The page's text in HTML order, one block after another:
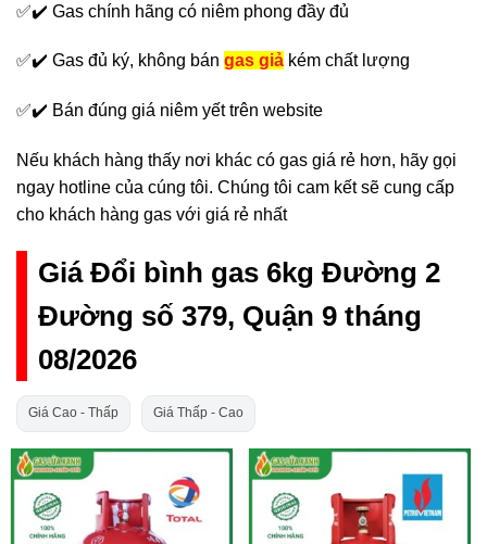
✅✔️ Gas chính hãng có niêm phong đầy đủ
✅✔️ Gas đủ ký, không bán gas giả kém chất lượng
✅✔️ Bán đúng giá niêm yết trên website
Nếu khách hàng thấy nơi khác có gas giá rẻ hơn, hãy gọi
ngay hotline của cúng tôi. Chúng tôi cam kết sẽ cung cấp
cho khách hàng gas với giá rẻ nhất
Giá Đổi bình gas 6kg Đường 2
Đường số 379, Quận 9 tháng
08/2026
Giá Cao - Thấp Giá Thấp - Cao